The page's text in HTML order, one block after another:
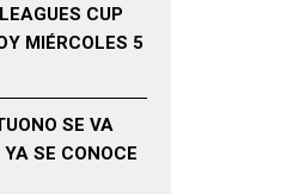
CUP
MIÉRCOLES 5
SE VA
SE CONOCE